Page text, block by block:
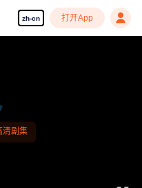
zh-cn 打开App
清剧集